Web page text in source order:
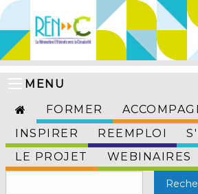
MENU
FORMER
INSPIRER
REEMPLOI
LE PROJET
WEBINAIRES